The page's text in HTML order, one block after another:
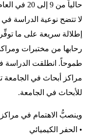
حالياً من 9 إلى 20 في العام 2020م
لا تتضح نوعية الدراسة
إطلالة سريعة على ما
رحابها من مختبرات
مراكز أبحاث في الجامعة
للأبحاث في الجامعة.
وينصبُّ الاهتمام في مراكز
• الحفر الكيميائي